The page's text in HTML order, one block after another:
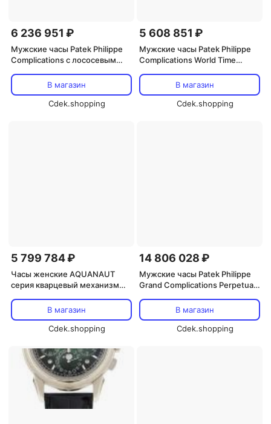
6 236 951 ₽
Мужские часы Patek Philippe
Complications с лососевым
хронографом и ручным
заводом, модель 5172G-010,
В магазин
Cdek.shopping
5 608 851 ₽
Мужские часы Patek Philippe
Complications World Time
циферблатом 5935A-001,
серебро
В магазин
Cdek.shopping
5 799 784 ₽
Часы женские AQUANAUT
серия кварцевый механизм
стальной корпус PATEK
PHILIPPE
В магазин
Cdek.shopping
14 806 028 ₽
Мужские часы Patek Philippe
Grand Complications Perpetual
заводом и белым
циферблатом 5270J-001,
В магазин
Cdek.shopping